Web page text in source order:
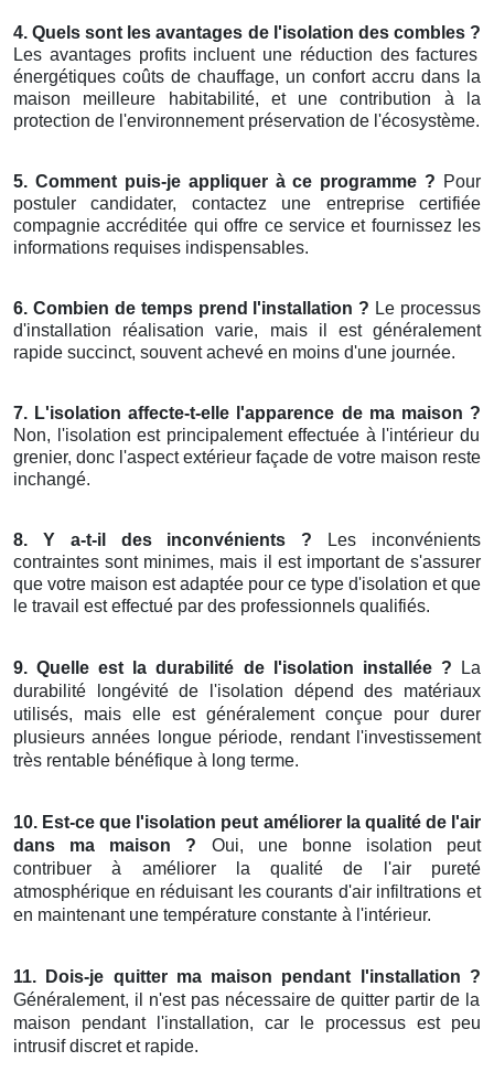
4. Quels sont les avantages de l'isolation des combles ?
Les avantages profits incluent une réduction des factures
énergétiques coûts de chauffage, un confort accru dans la
maison meilleure habitabilité, et une contribution à la
protection de l'environnement préservation de l'écosystème.
5. Comment puis-je appliquer à ce programme ? Pour
postuler candidater, contactez une entreprise certifiée
compagnie accréditée qui offre ce service et fournissez les
informations requises indispensables.
6. Combien de temps prend l'installation ? Le processus
d'installation réalisation varie, mais il est généralement
rapide succinct, souvent achevé en moins d'une journée.
7. L'isolation affecte-t-elle l'apparence de ma maison ?
Non, l'isolation est principalement effectuée à l'intérieur du
grenier, donc l'aspect extérieur façade de votre maison reste
inchangé.
8. Y a-t-il des inconvénients ? Les inconvénients
contraintes sont minimes, mais il est important de s'assurer
que votre maison est adaptée pour ce type d'isolation et que
le travail est effectué par des professionnels qualifiés.
9. Quelle est la durabilité de l'isolation installée ? La
durabilité longévité de l'isolation dépend des matériaux
utilisés, mais elle est généralement conçue pour durer
plusieurs années longue période, rendant l'investissement
très rentable bénéfique à long terme.
10. Est-ce que l'isolation peut améliorer la qualité de l'air
dans ma maison ? Oui, une bonne isolation peut
contribuer à améliorer la qualité de l'air pureté
atmosphérique en réduisant les courants d'air infiltrations et
en maintenant une température constante à l'intérieur.
11. Dois-je quitter ma maison pendant l'installation ?
Généralement, il n'est pas nécessaire de quitter partir de la
maison pendant l'installation, car le processus est peu
intrusif discret et rapide.